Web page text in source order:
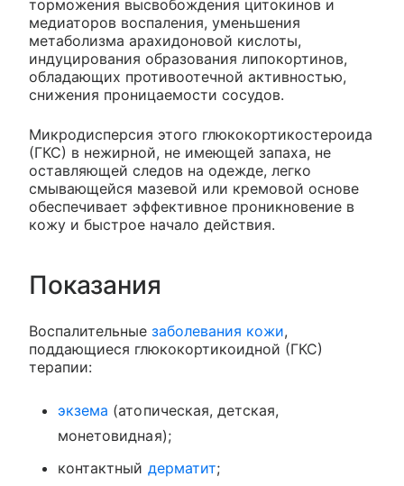
торможения высвобождения цитокинов и
медиаторов воспаления, уменьшения
метаболизма арахидоновой кислоты,
индуцирования образования липокортинов,
обладающих противоотечной активностью,
снижения проницаемости сосудов.
Микродисперсия этого глюкокортикостероида
(ГКС) в нежирной, не имеющей запаха, не
оставляющей следов на одежде, легко
смывающейся мазевой или кремовой основе
обеспечивает эффективное проникновение в
кожу и быстрое начало действия.
Показания
Воспалительные заболевания кожи,
поддающиеся глюкокортикоидной (ГКС)
терапии:
экзема (атопическая, детская,
монетовидная);
контактный дерматит;